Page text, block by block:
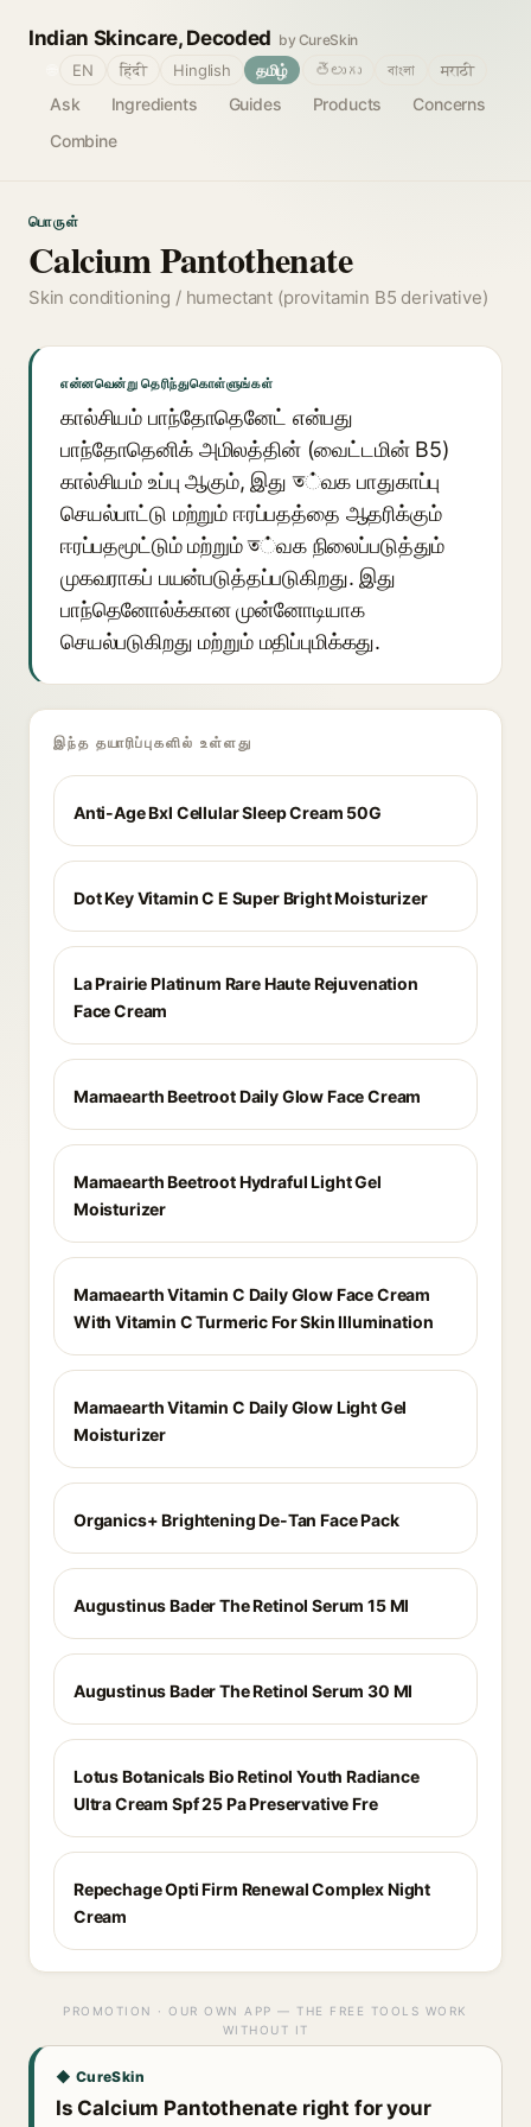
Indian Skincare, Decoded by CureSkin
Ask Ingredients Guides Products
Concerns
Combine
EN हिंदी Hinglish தமிழ் తెలుగు বাংলা मराठी
பொருள்
Calcium Pantothenate
Skin conditioning / humectant (provitamin B5 derivative)
என்னவென்று தெரிந்துகொள்ளுங்கள்
கால்சியம் பாந்தோதெனேட் என்பது
பாந்தோதெனிக் அமிலத்தின் (வைட்டமின் B5)
கால்சியம் உப்பு ஆகும், இது ত்வக பாதுகாப்பு
செயல்பாட்டு மற்றும் ஈரப்பதத்தை ஆதரிக்கும்
ஈரப்பதமூட்டும் மற்றும் ত்வக நிலைப்படுத்தும்
முகவராகப் பயன்படுத்தப்படுகிறது. இது
பாந்தெனோல்க்கான முன்னோடியாக
செயல்படுகிறது மற்றும் மதிப்புமிக்கது.
இந்த தயாரிப்புகளில் உள்ளது
Anti-Age Bxl Cellular Sleep Cream 50G
Dot Key Vitamin C E Super Bright Moisturizer
La Prairie Platinum Rare Haute Rejuvenation
Face Cream
Mamaearth Beetroot Daily Glow Face Cream
Mamaearth Beetroot Hydraful Light Gel
Moisturizer
Mamaearth Vitamin C Daily Glow Face Cream
With Vitamin C Turmeric For Skin Illumination
Mamaearth Vitamin C Daily Glow Light Gel
Moisturizer
Organics+ Brightening De-Tan Face Pack
Augustinus Bader The Retinol Serum 15 Ml
Augustinus Bader The Retinol Serum 30 Ml
Lotus Botanicals Bio Retinol Youth Radiance
Ultra Cream Spf 25 Pa Preservative Fre
Repechage Opti Firm Renewal Complex Night
Cream
PROMOTION · OUR OWN APP — THE FREE TOOLS WORK
WITHOUT IT
◆ CureSkin
Is Calcium Pantothenate right for your